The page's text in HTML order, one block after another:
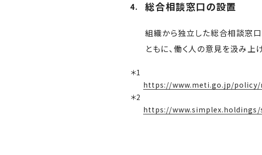
総合相談窓口の設置
組織から独立した総合相談窓
ともに、働く人の意見を汲み上
https://www.meti.go.jp/
https://